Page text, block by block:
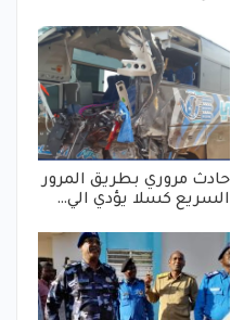
حادث مروري بطريق المرور
السريع كسلا يؤدي الي…